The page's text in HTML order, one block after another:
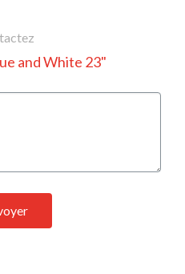
and White 23"